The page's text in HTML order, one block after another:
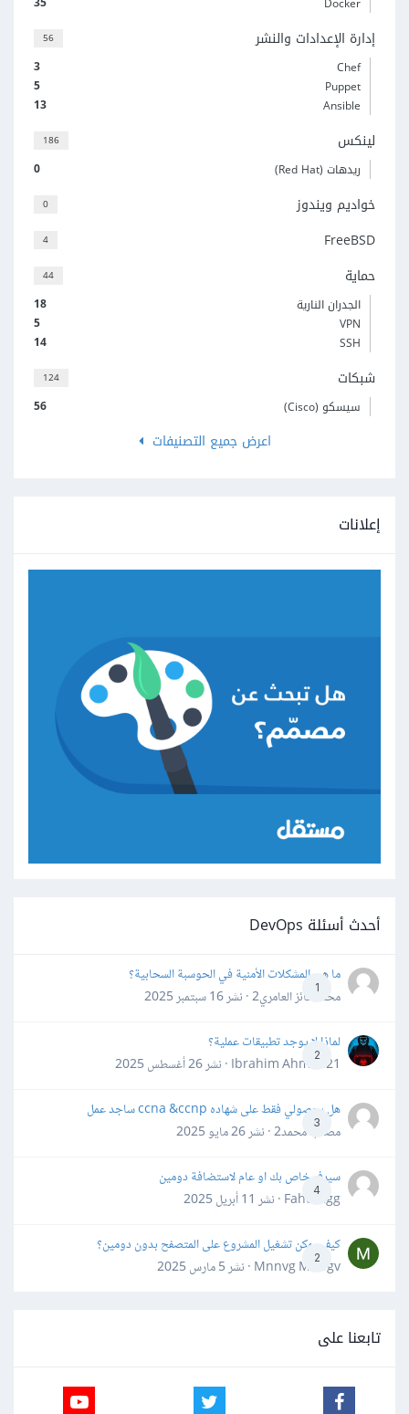
56 إدارة الإعدادات والنشر
3
Chef
5
Puppet
13
Ansible
186 لينكس
0 ريدهات (Red Hat)
0 خواديم ويندوز
4 FreeBSD
44 حماية
18
الجدران النارية
5
VPN
14
SSH
124 شبكات
56 سيسكو (Cisco)
اعرض جميع التصنيفات
إعلانات
أحدث أسئلة DevOps
1
ما هي المشكلات الأمنية في الحوسبة السحابية؟
محمد فائز العامري2 · نشر
16 سبتمبر 2025
2
لماذا لا يوجد تطبيقات عملية؟
Ibrahim Ahmed21 · نشر
26 أغسطس 2025
3
هل بحصولي فقط على شهاده ccna &ccnp ساجد عمل
مصعب محمد2 · نشر
26 مايو 2025
4
سيرفر خاص بك او عام لاستضافة دومين
Fahd Ggg · نشر
11 أبريل 2025
2
كيف يمكن تشغيل المشروع على المتصفح بدون دومين؟
Mnnvg Mnbgv · نشر
5 مارس 2025
تابعنا على